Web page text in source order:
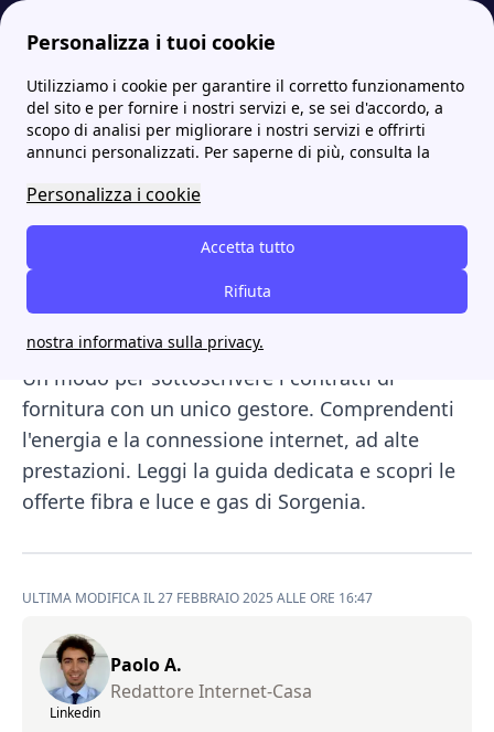
Personalizza i tuoi cookie
Utilizziamo i cookie per garantire il corretto funzionamento
del sito e per fornire i nostri servizi e, se sei d'accordo, a
scopo di analisi per migliorare i nostri servizi e offrirti
annunci personalizzati. Per saperne di più, consulta la
Personalizza i cookie
Accetta tutto
Rifiuta
nostra informativa sulla privacy.
Internet Casa More Fibra Sorgenia: scopri le offerte Internet della compagnia Sorgenia Next Fiber: offerta fibra da 23 Euro e attivazione
Sorgenia Next Fiber:
offerta fibra da 23 Euro e
attivazione
Sorgenia e Open Fiber
l'offertaSorgenia Next Fiber, per riunire i
servizi di luce e gas con quelli della
Un modo per sottoscrivere i contratti di
fornitura con un unico gestore. Comprendenti
l'energia e la connessione internet, ad alte
prestazioni. Leggi la guida dedicata e scopri le
offerte fibra e luce e gas di Sorgenia.
ULTIMA MODIFICA IL 27 FEBBRAIO 2025 ALLE ORE 16:47
Linkedin
Paolo A.
Redattore Internet-Casa